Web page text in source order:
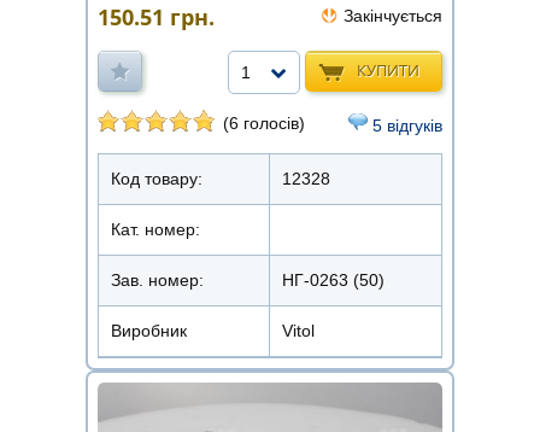
150.51 грн. Закінчується
КУПИТИ
1
(6 голосів) 5 відгуків
Код товару: 12328
Кат. номер:
Зав. номер: НГ-0263 (50)
Виробник Vitol